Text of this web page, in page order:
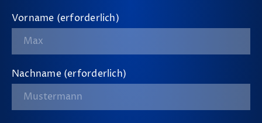
Vorname (erforderlich)
Nachname (erforderlich)